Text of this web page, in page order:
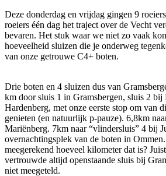
Deze donderdag en vrijdag gingen 9
roeiers één dag het traject over de Vecht
bevaren. Het stuk waar we niet zo vaak
hoeveelheid sluizen die je onderweg
van onze getrouwe C4+ boten.
Drie boten en 4 sluizen dus van
km door sluis 1 in Gramsbergen, sluis 2
Hardenberg, met onze eerste stop om van
genieten (en natuurlijk p-pauze). 6,8km
Mariënberg. 7km naar “vlindersluis” 4 bij
overnachtingsplek van de boten in
meegerekend hoeveel kilometer dat is?
vertrouwde altijd openstaande sluis bij
niet meegeteld.